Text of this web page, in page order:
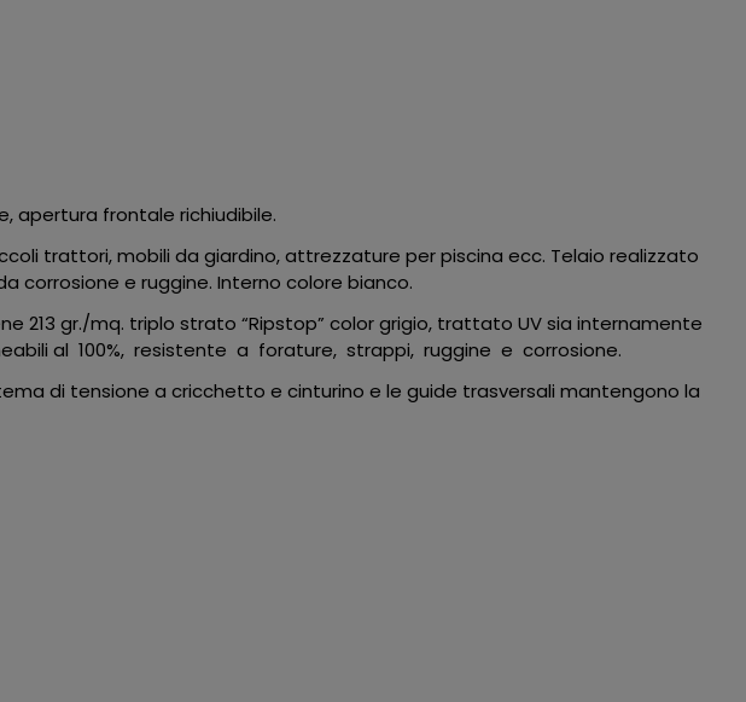
apertura frontale richiudibile.
trattori, mobili da giardino, attrezzature per piscina ecc. Telaio realizzato
corrosione e ruggine. Interno colore bianco.
213 gr./mq. triplo strato “Ripstop” color grigio, trattato UV sia internamente
al 100%, resistente a forature, strappi, ruggine e corrosione.
di tensione a cricchetto e cinturino e le guide trasversali mantengono la